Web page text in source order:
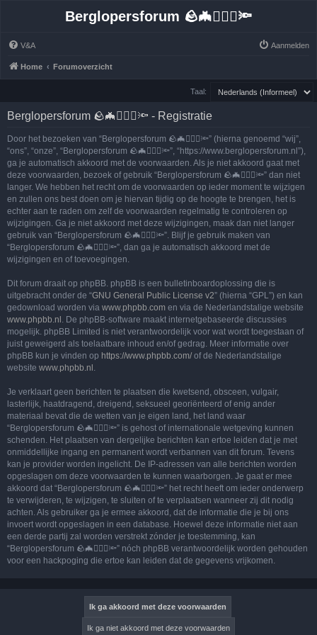
Berglopersforum 🪨🦇🚶🏻‍♂️🔦
V&A Aanmelden
Home Forumoverzicht
Taal:
Berglopersforum 🪨🦇🚶🏻‍♂️🔦 - Registratie
Door het bezoeken van “Berglopersforum 🪨🦇🚶🏻‍♂️🔦” (hierna genoemd “wij”,
“ons”, “onze”, “Berglopersforum 🪨🦇🚶🏻‍♂️🔦”, “https://www.berglopersforum.nl”),
ga je automatisch akkoord met de voorwaarden. Als je niet akkoord gaat met
deze voorwaarden, bezoek of gebruik “Berglopersforum 🪨🦇🚶🏻‍♂️🔦” dan niet
langer. We hebben het recht om de voorwaarden op ieder moment te wijzigen
en zullen ons best doen om je hiervan tijdig op de hoogte te brengen, het is
echter aan te raden om zelf de voorwaarden regelmatig te controleren op
wijzigingen. Ga je niet akkoord met deze wijzigingen, maak dan niet langer
gebruik van “Berglopersforum 🪨🦇🚶🏻‍♂️🔦”. Blijf je gebruik maken van
“Berglopersforum 🪨🦇🚶🏻‍♂️🔦”, dan ga je automatisch akkoord met de
wijzigingen en of toevoegingen.
Dit forum draait op phpBB. phpBB is een bulletinboardoplossing die is
uitgebracht onder de “GNU General Public License v2” (hierna “GPL”) en kan
gedownload worden via www.phpbb.com en via de Nederlandstalige website
www.phpbb.nl . De phpBB-software maakt internetgebaseerde discussies
mogelijk. phpBB Limited is niet verantwoordelijk voor wat wordt toegestaan of
juist geweigerd als toelaatbare inhoud en/of gedrag. Meer informatie over
phpBB kun je vinden op https://www.phpbb.com/ of de Nederlandstalige
website www.phpbb.nl .
Je verklaart geen berichten te plaatsen die kwetsend, obsceen, vulgair,
lasterlijk, haatdragend, dreigend, seksueel georiënteerd of enig ander
materiaal bevat die de wetten van je eigen land, het land waar
“Berglopersforum 🪨🦇🚶🏻‍♂️🔦” is gehost of internationale wetgeving kunnen
schenden. Het plaatsen van dergelijke berichten kan ertoe leiden dat je met
onmiddellijke ingang en permanent wordt verbannen van dit forum. Tevens
kan je provider worden ingelicht. De IP-adressen van alle berichten worden
opgeslagen om deze voorwaarden te kunnen waarborgen. Je gaat er mee
akkoord dat “Berglopersforum 🪨🦇🚶🏻‍♂️🔦” het recht heeft om ieder onderwerp
te verwijderen, te wijzigen, te sluiten of te verplaatsen wanneer zij dit nodig
achten. Als gebruiker ga je ermee akkoord, dat de informatie die je bij ons
invoert wordt opgeslagen in een database. Hoewel deze informatie niet aan
een derde partij zal worden verstrekt zónder je toestemming, kan
“Berglopersforum 🪨🦇🚶🏻‍♂️🔦” nóch phpBB verantwoordelijk worden gehouden
voor een hackpoging die ertoe kan leiden dat de gegevens vrijkomen.